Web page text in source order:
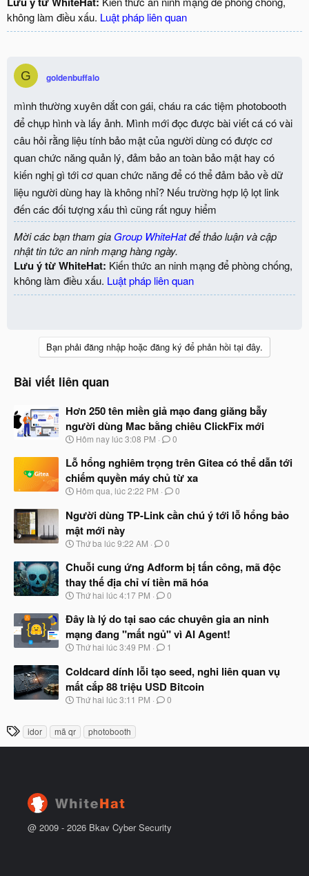
không làm điều xấu. Luật pháp liên quan
G goldenbuffalo
mình thường xuyên dắt con gái, cháu ra các tiệm photobooth
để chụp hình và lấy ảnh. Mình mới đọc được bài viết cá có vài
câu hỏi rằng liệu tính bảo mật của người dùng có được cơ
quan chức năng quản lý, đảm bảo an toàn bảo mật hay có
kiến nghị gì tới cơ quan chức năng để có thể đảm bảo về dữ
liệu người dùng hay là không nhỉ? Nếu trường hợp lộ lọt link
đến các đối tượng xấu thì cũng rất nguy hiểm
Mời các bạn tham gia Group WhiteHatđể thảo luận và cập
nhật tin tức an ninh mạng hàng ngày.
Lưu ý từ WhiteHat: Kiến thức an ninh mạng để phòng chống,
không làm điều xấu. Luật pháp liên quan
Bạn phải đăng nhập hoặc đăng ký để phản hồi tại đây.
Bài viết liên quan
Hơn 250 tên miền giả mạo đang giăng bẫy
người dùng Mac bằng chiêu ClickFix mới
N
à
b
ắ
đ
ầ
u
Hôm nay lúc 3:08 PM 0
Lỗ hổng nghiêm trọng trên Gitea có thể dẫn tới
chiếm quyền máy chủ từ xa
N
à
y
b
ắ
đ
ầ
u
Hôm qua, lúc 2:22 PM 0
Người dùng TP-Link cần chú ý tới lỗ hổng bảo
mật mới này
N
à
b
ắ
đ
ầ
u
Thứ ba lúc 9:22 AM 0
Chuỗi cung ứng Adform bị tấn công, mã độc
thay thế địa chỉ ví tiền mã hóa
N
à
b
ắ
đ
ầ
u
Thứ hai lúc 4:17 PM 0
Đây là lý do tại sao các chuyên gia an ninh
mạng đang "mất ngủ" vì AI Agent!
N
à
y
b
ắ
đ
ầ
u
Thứ hai lúc 3:49 PM 1
Coldcard dính lỗi tạo seed, nghi liên quan vụ
mất cắp 88 triệu USD Bitcoin
N
y
u
Thứ hai lúc 3:11 PM 0
T
h
idor mã qr photobooth
@ 2009 - 2026 Bkav Cyber Security